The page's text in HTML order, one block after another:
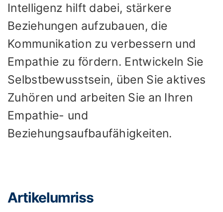
Intelligenz hilft dabei, stärkere
Beziehungen aufzubauen, die
Kommunikation zu verbessern und
Empathie zu fördern. Entwickeln Sie
Selbstbewusstsein, üben Sie aktives
Zuhören und arbeiten Sie an Ihren
Empathie- und
Beziehungsaufbaufähigkeiten.
Artikelumriss